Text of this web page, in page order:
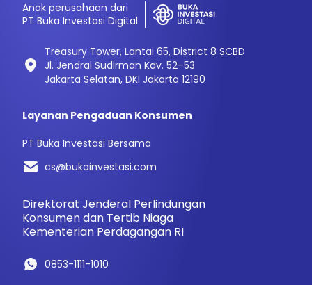
Anak perusahaan dari
PT Buka Investasi Digital
Treasury Tower, Lantai 65, District 8 SCBD
Jl. Jendral Sudirman Kav. 52–53
Jakarta Selatan, DKI Jakarta 12190
Layanan Pengaduan Konsumen
PT Buka Investasi Bersama
cs@bukainvestasi.com
Direktorat Jenderal Perlindungan
Konsumen dan Tertib Niaga
Kementerian Perdagangan RI
0853-1111-1010